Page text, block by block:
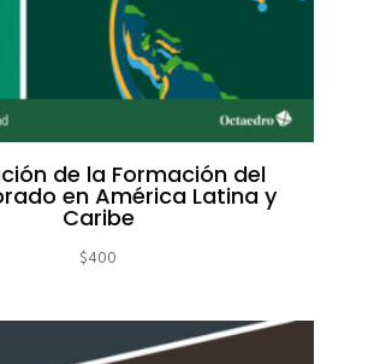
de la Formación del
en América Latina y
Caribe
$400